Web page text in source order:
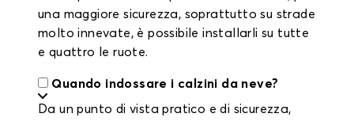
una maggiore sicurezza, soprattutto su strade
molto innevate, è possibile installarli su tutte
e quattro le ruote.
Quando indossare i calzini da neve?
Da un punto di vista pratico e di sicurezza,